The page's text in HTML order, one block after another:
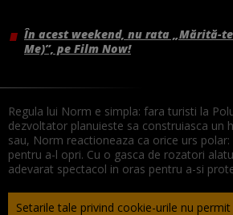
În acest weekend, nu rata „Mărită-
Me)”, pe Film Now!
Regula lui Norm e simpla: fara turisti la
dezvoltator planuieste sa construiasca un
sau, Norm reactioneaza ca orice urs
pentru a-l opri. Cu o gasca de rozatori
adevarat spectacol in oras pentru a-si
Setarile tale privind cookie-urile nu